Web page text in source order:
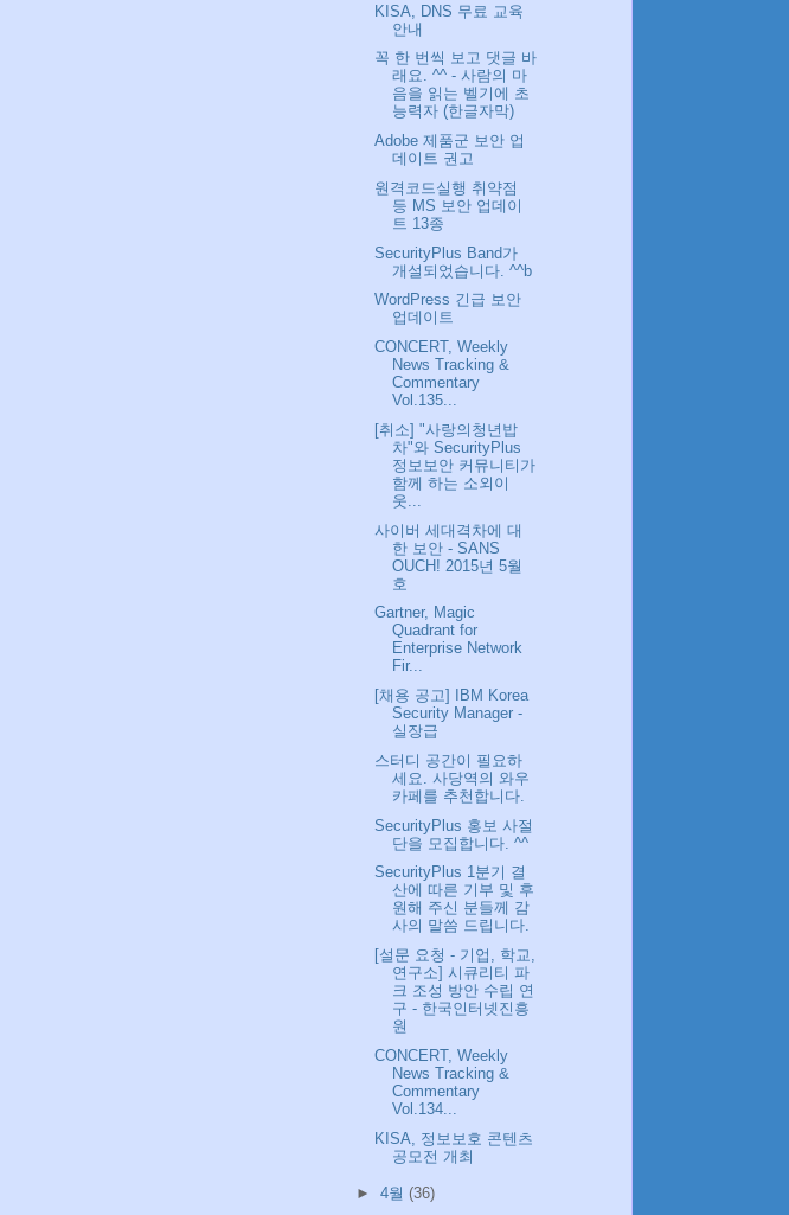
KISA, DNS 무료 교육
안내
꼭 한 번씩 보고 댓글 바
래요. ^^ - 사람의 마
음을 읽는 벨기에 초
능력자 (한글자막)
Adobe 제품군 보안 업
데이트 권고
원격코드실행 취약점
등 MS 보안 업데이
트 13종
SecurityPlus Band가
개설되었습니다. ^^b
WordPress 긴급 보안
업데이트
CONCERT, Weekly
News Tracking &
Commentary
Vol.135...
[취소] "사랑의청년밥
차"와 SecurityPlus
정보보안 커뮤니티가
함께 하는 소외이
웃...
사이버 세대격차에 대
한 보안 - SANS
OUCH! 2015년 5월
호
Gartner, Magic
Quadrant for
Enterprise Network
Fir...
[채용 공고] IBM Korea
Security Manager -
실장급
스터디 공간이 필요하
세요. 사당역의 와우
카페를 추천합니다.
SecurityPlus 홍보 사절
단을 모집합니다. ^^
SecurityPlus 1분기 결
산에 따른 기부 및 후
원해 주신 분들께 감
사의 말씀 드립니다.
[설문 요청 - 기업, 학교,
연구소] 시큐리티 파
크 조성 방안 수립 연
구 - 한국인터넷진흥
원
CONCERT, Weekly
News Tracking &
Commentary
Vol.134...
KISA, 정보보호 콘텐츠
공모전 개최
► 4월 (36)